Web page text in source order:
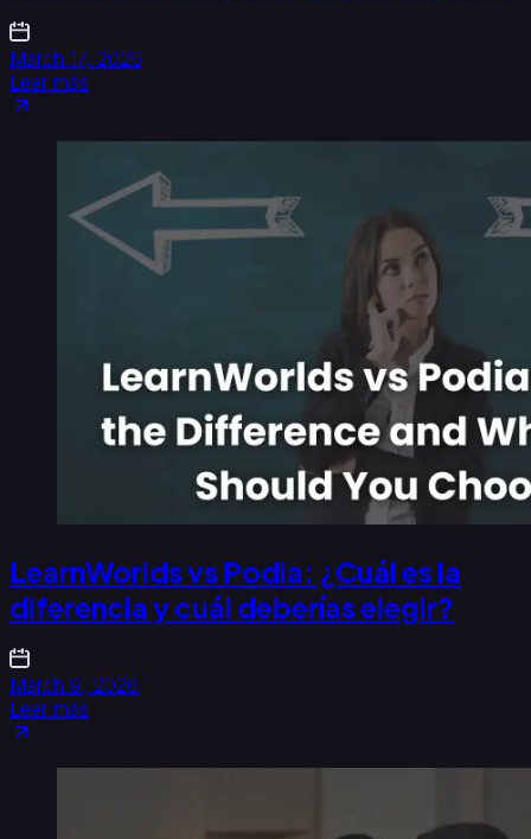
March 17, 2026
Leer más
LearnWorlds vs Podia: ¿Cuál es la
diferencia y cuál deberías elegir?
March 9, 2026
Leer más